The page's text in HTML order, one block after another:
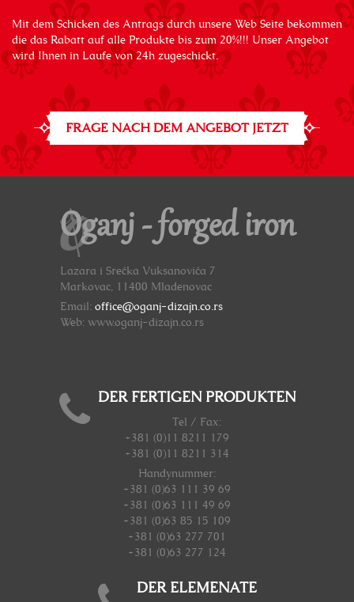
Mit dem Schicken des Antrags durch unsere Web Seite bekommen
die das Rabatt auf alle Produkte bis zum 20%!!! Unser Angebot
wird Ihnen in Laufe von 24h zugeschickt.
FRAGE NACH DEM ANGEBOT JETZT
Oganj - forged iron
Lazara i Srećka Vuksanovića 7
Markovac, 11400 Mladenovac
Email: office@oganj-dizajn.co.rs
Web: www.oganj-dizajn.co.rs
DER FERTIGEN PRODUKTEN
Tel / Fax:
+381 (0)11 8211 179
+381 (0)11 8211 314
Handynummer:
+381 (0)63 111 39 69
+381 (0)63 111 49 69
+381 (0)63 85 15 109
+381 (0)63 277 701
+381 (0)63 277 124
DER ELEMENATE